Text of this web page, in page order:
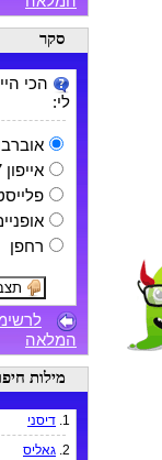
סקר
הכי
לי:
אייפון 7
רחפן
המלאה
מילות
1. דיסני
2. גאליס